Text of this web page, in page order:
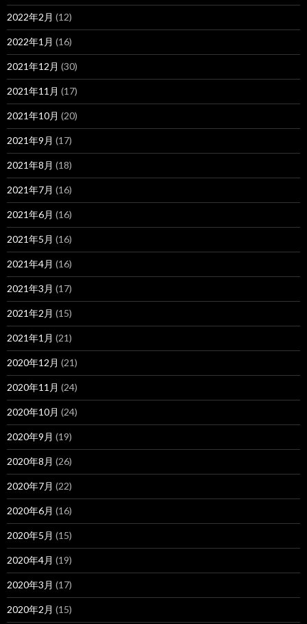
2022年2月 (12)
2022年1月 (16)
2021年12月 (30)
2021年11月 (17)
2021年10月 (20)
2021年9月 (17)
2021年8月 (18)
2021年7月 (16)
2021年6月 (16)
2021年5月 (16)
2021年4月 (16)
2021年3月 (17)
2021年2月 (15)
2021年1月 (21)
2020年12月 (21)
2020年11月 (24)
2020年10月 (24)
2020年9月 (19)
2020年8月 (26)
2020年7月 (22)
2020年6月 (16)
2020年5月 (15)
2020年4月 (19)
2020年3月 (17)
2020年2月 (15)